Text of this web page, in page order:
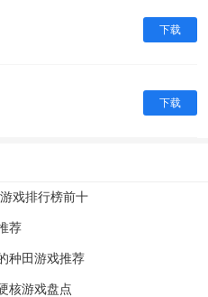
下载
下载
戏排行榜前十
荐
种田游戏推荐
核游戏盘点